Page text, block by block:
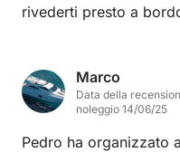
rivederti presto a
Marco
Data della
noleggio 14/06/25
Pedro ha organizzato